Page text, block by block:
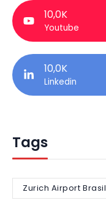
10,0K
Youtube
10,0K
Linkedin
Tags
Zurich Airport Brasil